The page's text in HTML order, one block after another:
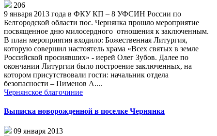
206
9 января 2013 года в ФКУ КП – 8 УФСИН России по
Белгородской области пос. Чернянка прошло мероприятие
посвященное дню милосердного отношения к заключенным.
В план мероприятия входило: Божественная Литургия,
которую совершил настоятель храма «Всех святых в земле
Российской просиявших» - иерей Олег Зубов. Далее по
окончании Литургии было построение заключенных, на
котором присутствовали гости: начальник отдела
безопасности – Пименов А....
Чернянское благочиние
Выписка новорожденной в поселке Чернянка
09 января 2013